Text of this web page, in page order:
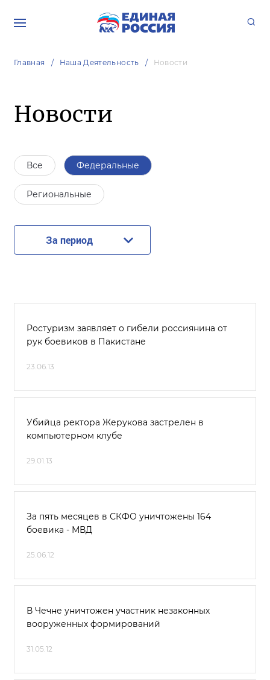
Главная Наша Деятельность Новости
Новости
Все Федеральные
Региональные
За период
Ростуризм заявляет о гибели россиянина от
рук боевиков в Пакистане
23.06.13
Убийца ректора Жерукова застрелен в
компьютерном клубе
29.01.13
За пять месяцев в СКФО уничтожены 164
боевика - МВД
25.06.12
В Чечне уничтожен участник незаконных
вооруженных формирований
31.05.12